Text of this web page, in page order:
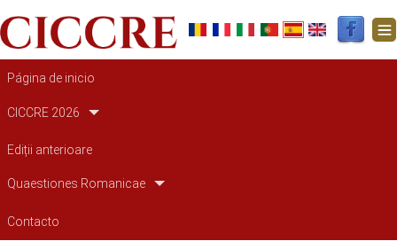
Navegación principal
Página de inicio
CICCRE 2026
Ediții anterioare
Quaestiones Romanicae
Contacto